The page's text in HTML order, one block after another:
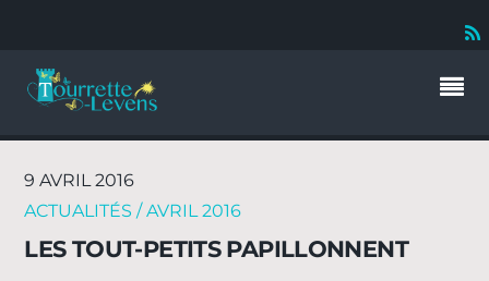
9 AVRIL 2016
ACTUALITÉS / AVRIL 2016
LES TOUT-PETITS PAPILLONNENT